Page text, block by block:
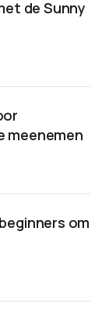
de Sunny
meenemen
om